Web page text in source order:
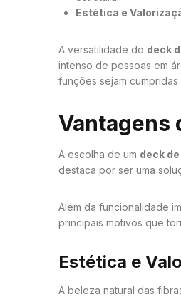
Estética e
A versatilidade do deck
intenso de pessoas em
funções sejam
Vantagens
A escolha de um deck
destaca por ser uma
Além da funcionalidade
principais motivos que
Estética e
A beleza natural das